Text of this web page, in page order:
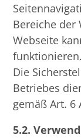
Bereiche der
Webseite
funktionieren.
Die
Betriebes
gemäß Art. 6
5.2.